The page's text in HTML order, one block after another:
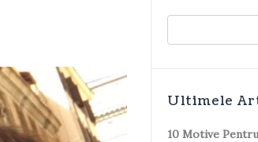
Ultimele
10 Motive